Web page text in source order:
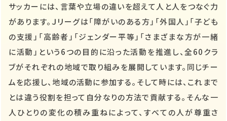
サッカーには、言葉や立場の違いを超えて人と人をつなぐ力
があります。Ｊリーグは「障がいのある方」「外国人」「子ども
の支援」「高齢者」「ジェンダー平等」「さまざまな方が一緒
に活動」という6つの目的に沿った活動を推進し、全60クラ
ブがそれぞれの地域で取り組みを展開しています。同じチー
ムを応援し、地域の活動に参加する。そして時には、これまで
とは違う役割を担って自分なりの方法で貢献する。そんな一
人ひとりの変化の積み重ねによって、すべての人が尊重さ